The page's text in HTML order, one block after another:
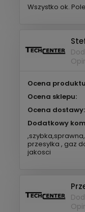
Wszystko ok.
Ocena
Ocena sklepu:
Ocena dostawy:
Dodatkowy
przesylka , gaz
jakosci